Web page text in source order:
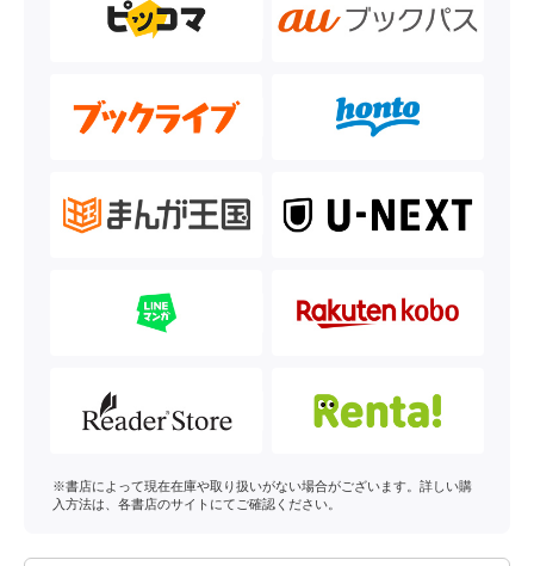
※書店によって現在在庫や取り扱いがない場合がございます。詳しい購
入方法は、各書店のサイトにてご確認ください。